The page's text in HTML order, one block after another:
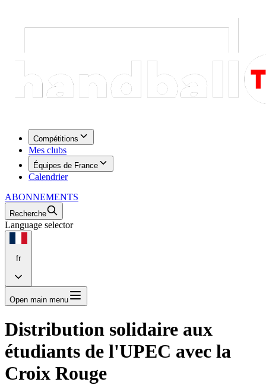
Compétitions
Mes clubs
Équipes de France
Calendrier
ABONNEMENTS
Recherche
Language selector
fr
Open main menu
Distribution solidaire aux
étudiants de l'UPEC avec la
Croix Rouge